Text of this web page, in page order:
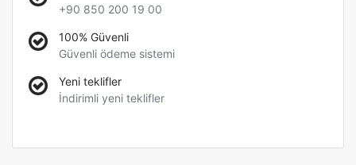
+90 850 200 19 00
100% Güvenli
Güvenli ödeme sistemi
Yeni teklifler
İndirimli yeni teklifler